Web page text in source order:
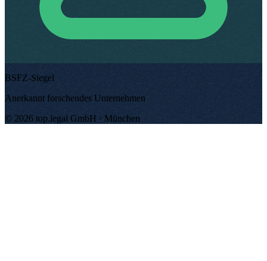
BSFZ-Siegel
Anerkannt forschendes Unternehmen
© 2026 top.legal GmbH · München